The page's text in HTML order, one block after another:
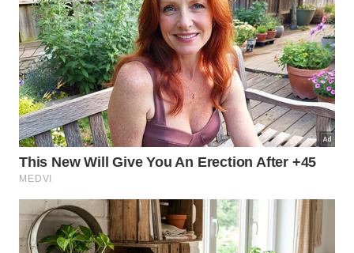
O bem-te-vi pode conviver com cães
e gatos?
O bem-te-vi normalmente consegue conviver de
forma tranquila com cães, principalmente quando
existe espaço suficiente no jardim. A ave costuma